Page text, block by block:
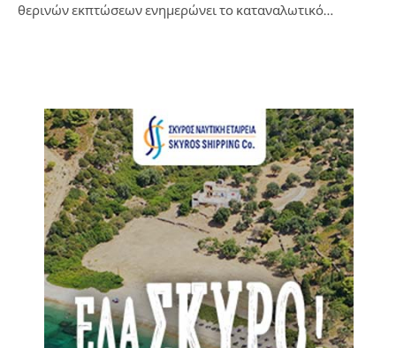
θερινών εκπτώσεων ενημερώνει το καταναλωτικό…